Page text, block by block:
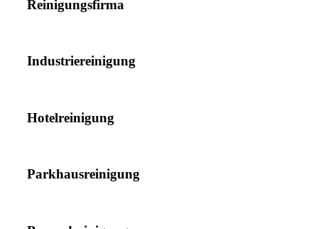
Reinigungsfirma
Industriereinigung
Hotelreinigung
Parkhausreinigung